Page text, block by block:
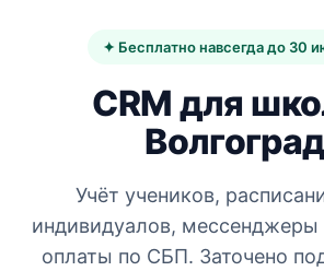
✦ Бесплатно навсегда до 30
CRM для
Учёт учеников,
индивидуалов, мессенджеры
оплаты по СБП. Заточено